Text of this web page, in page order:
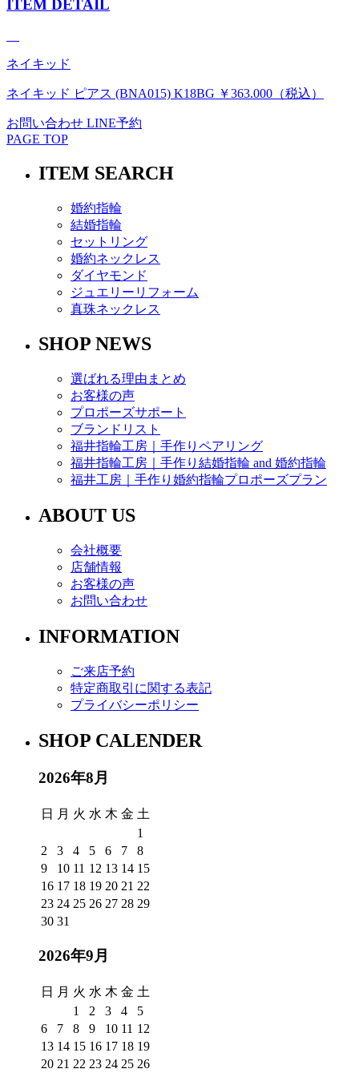
ITEM DETAIL
ネイキッド
ネイキッド ピアス (BNA015) K18BG ￥363.000（税込）
お問い合わせ LINE予約
PAGE TOP
ITEM SEARCH
婚約指輪
結婚指輪
セットリング
婚約ネックレス
ダイヤモンド
ジュエリーリフォーム
真珠ネックレス
SHOP NEWS
選ばれる理由まとめ
お客様の声
プロポーズサポート
ブランドリスト
福井指輪工房｜手作りペアリング
福井指輪工房｜手作り結婚指輪 and 婚約指輪
福井工房｜手作り婚約指輪プロポーズプラン
ABOUT US
会社概要
店舗情報
お客様の声
お問い合わせ
INFORMATION
ご来店予約
特定商取引に関する表記
プライバシーポリシー
SHOP CALENDER
2026年8月
日 月 火 水 木 金 土
1
2
3 4 5 6 7
8
9
10 11 12 13 14 15
16 17 18 19 20 21 22
23 24 25 26 27 28 29
30 31
2026年9月
日 月 火 水 木 金 土
1
2 3 4
5
6
7 8 9 10 11 12
13 14 15 16 17 18 19
20 21 22 23 24 25 26